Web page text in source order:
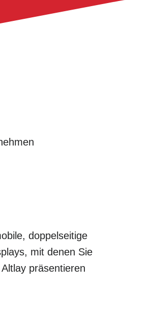
doppelseitige
mit denen Sie
präsentieren